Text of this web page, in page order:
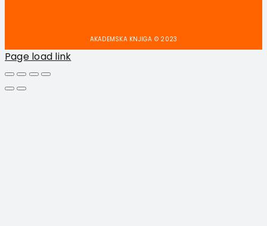
AKADEMSKA KNJIGA © 2023
Page load link